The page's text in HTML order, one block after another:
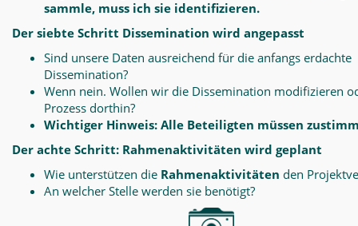
sammle, muss ich sie identifizieren.
Der siebte Schritt Dissemination wird angepasst
Sind unsere Daten ausreichend für die anfangs erdachte
Dissemination?
Wenn nein. Wollen wir die Dissemination modifizieren
Prozess dorthin?
Wichtiger Hinweis: Alle Beteiligten müssen
Der achte Schritt: Rahmenaktivitäten wird geplant
Wie unterstützen die Rahmenaktivitäten den
An welcher Stelle werden sie benötigt?